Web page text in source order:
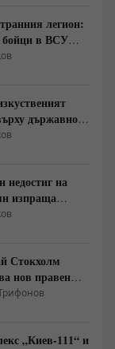
легион:
бойци в ВСУ
държавното
недостиг на
изпраща
технологии
Стокхолм
нов правен
„Киев-111“ и